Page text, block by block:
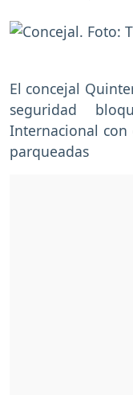
El concejal
seguridad
Internacional
parqueadas